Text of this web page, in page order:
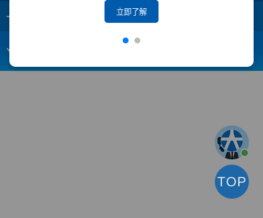
立即了解
+
webmaster@yuanta.com
TOP